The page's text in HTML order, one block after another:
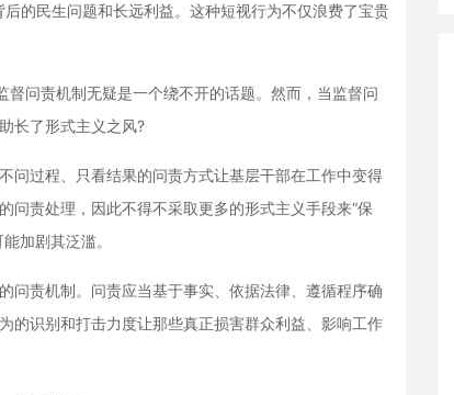
的民生问题和长远利益。这种短视行为不仅浪费了宝贵
问责机制无疑是一个绕不开的话题。然而，当监督问
长了形式主义之风?
过程、只看结果的问责方式让基层干部在工作中变得
问责处理，因此不得不采取更多的形式主义手段来“保
加剧其泛滥。
责机制。问责应当基于事实、依据法律、遵循程序确
的识别和打击力度让那些真正损害群众利益、影响工作